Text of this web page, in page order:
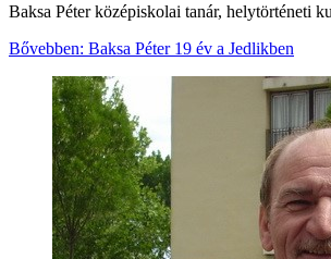
Baksa Péter középiskolai tanár, helytörténeti
Bővebben: Baksa Péter 19 év a Jedlikben